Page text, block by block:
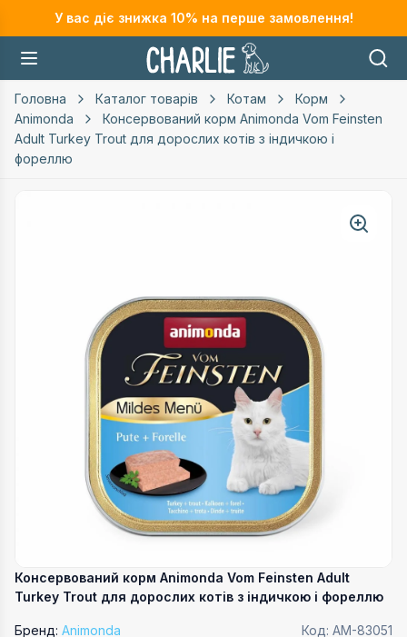
У вас діє знижка 10% на перше замовлення!
Головна Каталог товарів Котам
Корм
Animonda
Консервований корм Animonda Vom Feinsten
Adult Turkey Trout для дорослих котів з індичкою і
фореллю
Консервований корм Animonda Vom Feinsten Adult
Turkey Trout для дорослих котів з індичкою і фореллю
Бренд: Animonda Код: AM-83051